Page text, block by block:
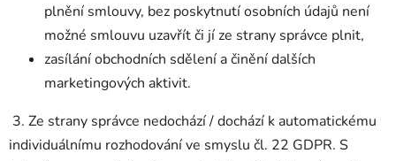
plnění smlouvy, bez poskytnutí osobních údajů není
možné smlouvu uzavřít či jí ze strany správce plnit,
zasílání obchodních sdělení a činění dalších
marketingových aktivit.
3. Ze strany správce nedochází / dochází k automatickému
individuálnímu rozhodování ve smyslu čl. 22 GDPR. S